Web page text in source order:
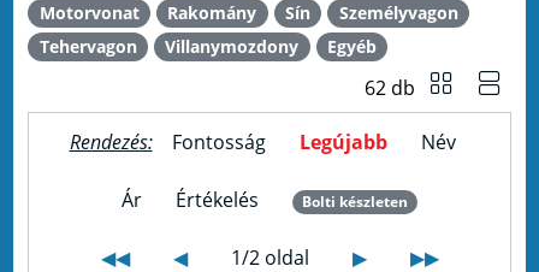
Motorvonat
Rakomány Sín
Személyvagon
Tehervagon
Villanymozdony Egyéb
62 db
Rendezés: Fontosság Legújabb Név
Ár Értékelés Bolti készleten
◀◀ ◀ 1/2 oldal ▶ ▶▶